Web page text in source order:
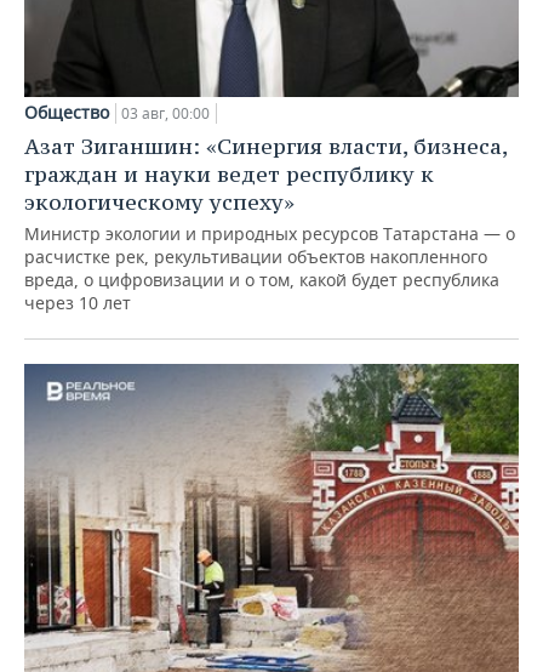
Общество 03 авг, 00:00
Азат Зиганшин: «Синергия власти, бизнеса,
граждан и науки ведет республику к
экологическому успеху»
Министр экологии и природных ресурсов Татарстана — о
расчистке рек, рекультивации объектов накопленного
вреда, о цифровизации и о том, какой будет республика
через 10 лет